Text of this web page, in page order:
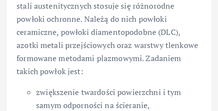
stali austenitycznych stosuje się różnorodne
powłoki ochronne. Należą do nich powłoki
ceramiczne, powłoki diamentopodobne (DLC),
azotki metali przejściowych oraz warstwy tlenkowe
formowane metodami plazmowymi. Zadaniem
takich powłok jest:
zwiększenie twardości powierzchni i tym
samym odporności na ścieranie,